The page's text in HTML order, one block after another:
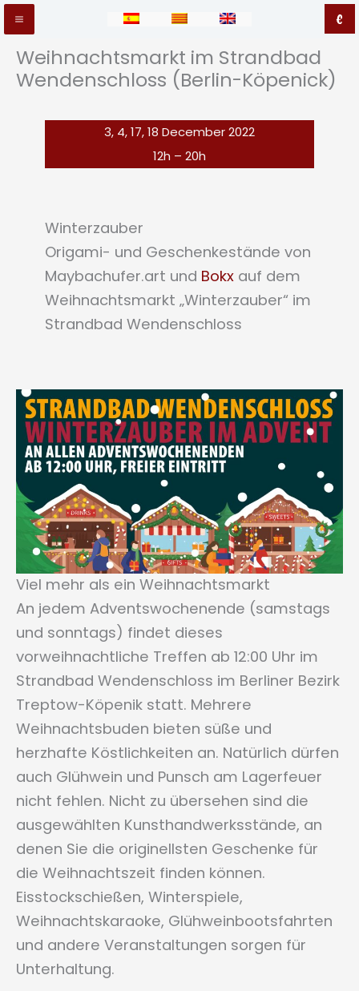
Zum
Inhalt
springen
Main
Menu
€
Weihnachtsmarkt im Strandbad
Wendenschloss (Berlin-Köpenick)
3, 4, 17, 18 December 2022
12h – 20h
Winterzauber
Origami- und Geschenkestände von
Maybachufer.art und Bokx auf dem
Weihnachtsmarkt „Winterzauber“ im
Strandbad Wendenschloss
Viel mehr als ein Weihnachtsmarkt
An jedem Adventswochenende (samstags
und sonntags) findet dieses
vorweihnachtliche Treffen ab 12:00 Uhr im
Strandbad Wendenschloss im Berliner Bezirk
Treptow-Köpenik statt. Mehrere
Weihnachtsbuden bieten süße und
herzhafte Köstlichkeiten an. Natürlich dürfen
auch Glühwein und Punsch am Lagerfeuer
nicht fehlen. Nicht zu übersehen sind die
ausgewählten Kunsthandwerksstände, an
denen Sie die originellsten Geschenke für
die Weihnachtszeit finden können.
Eisstockschießen, Winterspiele,
Weihnachtskaraoke, Glühweinbootsfahrten
und andere Veranstaltungen sorgen für
Unterhaltung.